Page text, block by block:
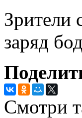
Зрители
заряд
Смотри